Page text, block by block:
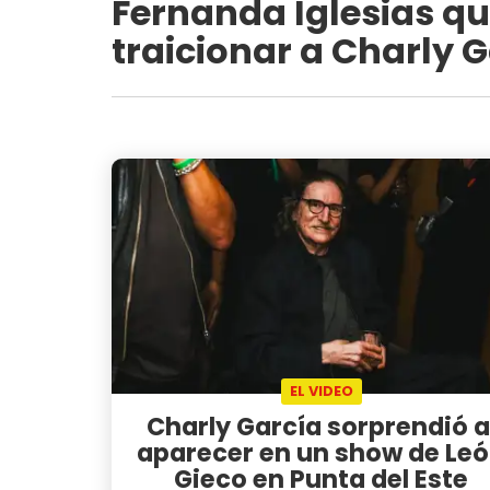
Fernanda Iglesias
traicionar a Charly
EL VIDEO
Charly García sorprendió
aparecer en un show de
Gieco en Punta del Este